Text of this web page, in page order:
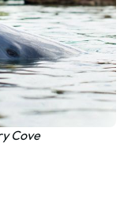
Cove